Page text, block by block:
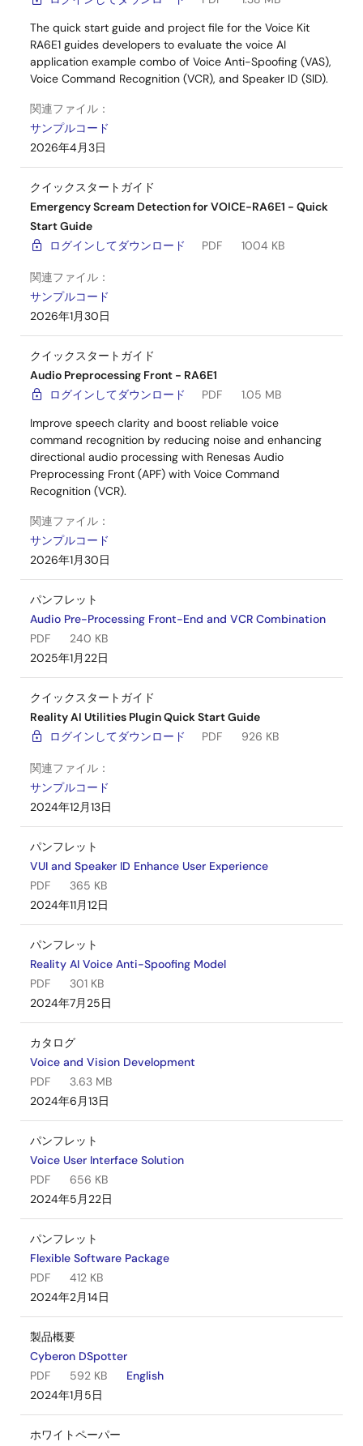
The quick start guide and project file for the Voice Kit
RA6E1 guides developers to evaluate the voice AI
application example combo of Voice Anti-Spoofing (VAS),
Voice Command Recognition (VCR), and Speaker ID (SID).
関連ファイル：
サンプルコード
2026年4月3日
クイックスタートガイド
Emergency Scream Detection for VOICE-RA6E1 - Quick
Start Guide
ログインしてダウンロード
PDF 1004 KB
関連ファイル：
サンプルコード
2026年1月30日
クイックスタートガイド
Audio Preprocessing Front - RA6E1
ログインしてダウンロード
PDF
1.05 MB
Improve speech clarity and boost reliable voice
command recognition by reducing noise and enhancing
directional audio processing with Renesas Audio
Preprocessing Front (APF) with Voice Command
Recognition (VCR).
関連ファイル：
サンプルコード
2026年1月30日
パンフレット
Audio Pre-Processing Front-End and VCR Combination
PDF
240 KB
2025年1月22日
クイックスタートガイド
Reality AI Utilities Plugin Quick Start Guide
ログインしてダウンロード
PDF 926 KB
関連ファイル：
サンプルコード
2024年12月13日
パンフレット
VUI and Speaker ID Enhance User Experience
PDF
365 KB
2024年11月12日
パンフレット
Reality AI Voice Anti-Spoofing Model
PDF
301 KB
2024年7月25日
カタログ
Voice and Vision Development
PDF
3.63 MB
2024年6月13日
パンフレット
Voice User Interface Solution
PDF
656 KB
2024年5月22日
パンフレット
Flexible Software Package
PDF
412 KB
2024年2月14日
製品概要
Cyberon DSpotter
PDF
592 KB
English
2024年1月5日
ホワイトペーパー